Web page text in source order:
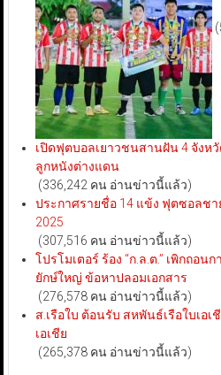
เปิดฟุตบอลเยาวชนสานฝัน 4 จังห
ลูกหนังต่างแดน
(336,242 คน อ่านข่าวนี้แล้ว)
ประกาศรายชื่อ 14 แข้ง ฟุตซอลช
2025
(307,516 คน อ่านข่าวนี้แล้ว)
โปรโมเตอร์ ร้อง “ก.ล.ต.” เพิกถอ
ยักษ์ใหญ่ ข้อหาปลอมเอกสาร
(276,578 คน อ่านข่าวนี้แล้ว)
ส.เรือใบ ต้อนรับ สหพันธ์เรือใบเอ
เอเชีย
(265,378 คน อ่านข่าวนี้แล้ว)